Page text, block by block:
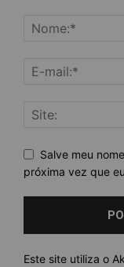
Salve meu
próxima vez que
Este site utiliza o